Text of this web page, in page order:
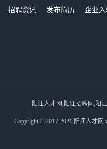
招聘资讯 发布简历 企业
阳江人才网,阳江招聘网,阳
Copyright © 2017-2021 阳江人才网